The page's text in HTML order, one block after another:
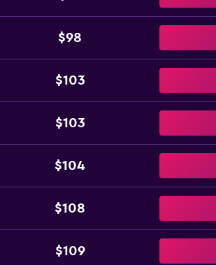
$98
$103
$103
$104
$108
$109